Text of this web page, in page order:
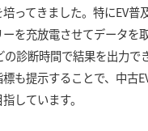
ってきました。特にEV
を充放電させてデータ
診断時間で結果を出力
も提示することで、中古
しています。